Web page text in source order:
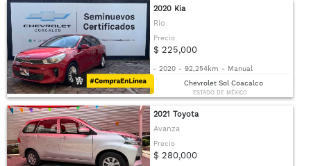
2020 Kia
Rio
Precio
$ 225,000
- 2020 - 92,254km - Manual
Chevrolet Sol Coacalco
ESTADO DE MÉXICO
2021 Toyota
Avanza
Precio
$ 280,000